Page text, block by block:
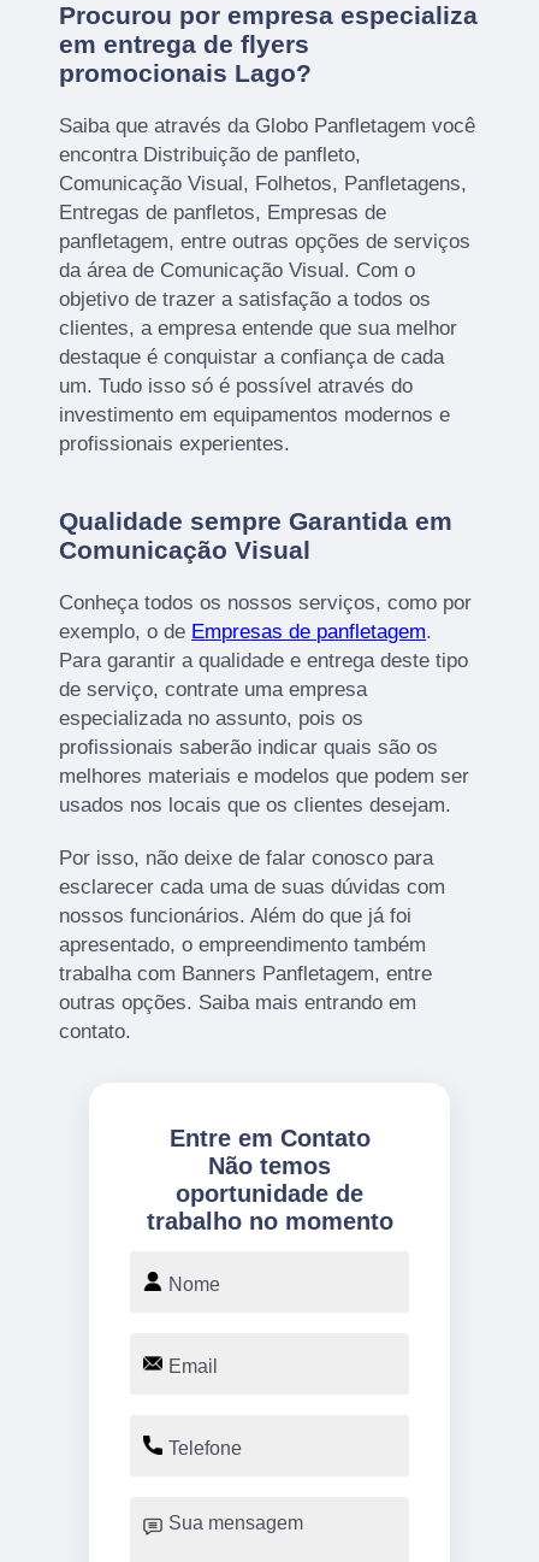
Procurou por empresa especializa
em entrega de flyers
promocionais Lago?
Saiba que através da Globo Panfletagem você
encontra Distribuição de panfleto,
Comunicação Visual, Folhetos, Panfletagens,
Entregas de panfletos, Empresas de
panfletagem, entre outras opções de serviços
da área de Comunicação Visual. Com o
objetivo de trazer a satisfação a todos os
clientes, a empresa entende que sua melhor
destaque é conquistar a confiança de cada
um. Tudo isso só é possível através do
investimento em equipamentos modernos e
profissionais experientes.
Qualidade sempre Garantida em
Comunicação Visual
Conheça todos os nossos serviços, como por
exemplo, o de Empresas de panfletagem.
Para garantir a qualidade e entrega deste tipo
de serviço, contrate uma empresa
especializada no assunto, pois os
profissionais saberão indicar quais são os
melhores materiais e modelos que podem ser
usados nos locais que os clientes desejam.
Por isso, não deixe de falar conosco para
esclarecer cada uma de suas dúvidas com
nossos funcionários. Além do que já foi
apresentado, o empreendimento também
trabalha com Banners Panfletagem, entre
outras opções. Saiba mais entrando em
contato.
Entre em Contato
Não temos
oportunidade de
trabalho no momento